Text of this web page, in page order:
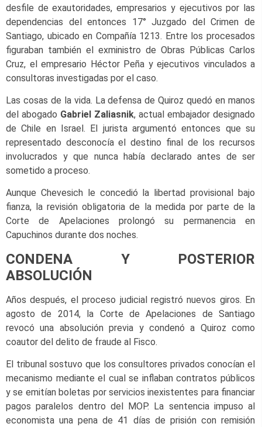
desfile de exautoridades, empresarios y ejecutivos por las
dependencias del entonces 17° Juzgado del Crimen de
Santiago, ubicado en Compañía 1213. Entre los procesados
figuraban también el exministro de Obras Públicas Carlos
Cruz, el empresario Héctor Peña y ejecutivos vinculados a
consultoras investigadas por el caso.
Las cosas de la vida. La defensa de Quiroz quedó en manos
del abogado Gabriel Zaliasnik, actual embajador designado
de Chile en Israel. El jurista argumentó entonces que su
representado desconocía el destino final de los recursos
involucrados y que nunca había declarado antes de ser
sometido a proceso.
Aunque Chevesich le concedió la libertad provisional bajo
fianza, la revisión obligatoria de la medida por parte de la
Corte de Apelaciones prolongó su permanencia en
Capuchinos durante dos noches.
CONDENA Y POSTERIOR
ABSOLUCIÓN
Años después, el proceso judicial registró nuevos giros. En
agosto de 2014, la Corte de Apelaciones de Santiago
revocó una absolución previa y condenó a Quiroz como
coautor del delito de fraude al Fisco.
El tribunal sostuvo que los consultores privados conocían el
mecanismo mediante el cual se inflaban contratos públicos
y se emitían boletas por servicios inexistentes para financiar
pagos paralelos dentro del MOP. La sentencia impuso al
economista una pena de 41 días de prisión con remisión